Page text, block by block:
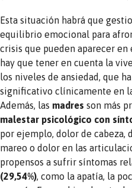
Esta situación habrá que
equilibrio emocional para
crisis que pueden aparecer
hay que tener en cuenta la
los niveles de ansiedad, que
significativo clínicamente en
Además, las madres son más
malestar psicológico con
por ejemplo, dolor de cabeza,
mareo o dolor en las
propensos a sufrir síntomas
(29,54%), como la apatía, la